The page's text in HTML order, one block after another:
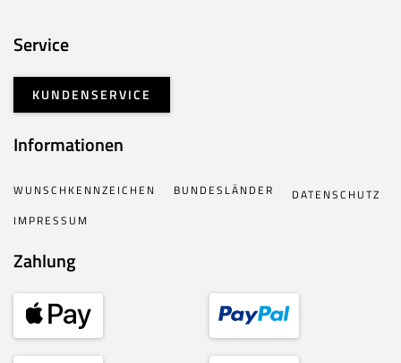
Service
KUNDENSERVICE
Informationen
WUNSCHKENNZEICHEN BUNDESLÄNDER
DATENSCHUTZ
IMPRESSUM
Zahlung